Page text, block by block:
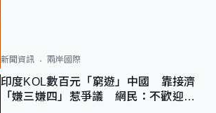
新聞資訊 兩岸國際
印度KOL數百元「窮遊」中國 靠接濟
「嫌三嫌四」惹爭議 網民：不歡迎劣